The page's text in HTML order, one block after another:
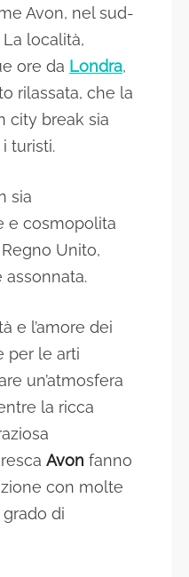
Avon, nel sud-
La località,
ore da Londra,
rilassata, che la
city break sia
turisti.
sia
e cosmopolita
Unito,
assonnata.
e l’amore dei
per le arti
un’atmosfera
la ricca
Avon fanno
con molte
di